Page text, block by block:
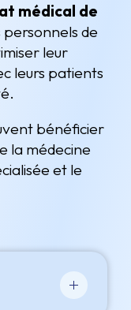
médical de
personnels de
leur
leurs patients
bénéficier
la médecine
et le